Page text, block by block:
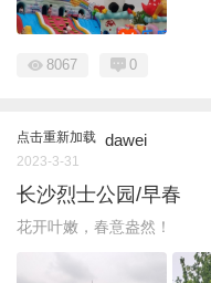
8067 0
点击重新加载 dawei
2023-3-31
长沙烈士公园/早春
花开叶嫩，春意盎然！